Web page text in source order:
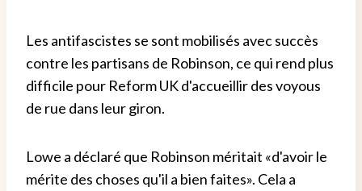
Les antifascistes se sont mobilisés avec succès
contre les partisans de Robinson, ce qui rend plus
difficile pour Reform UK d'accueillir des voyous
de rue dans leur giron.
Lowe a déclaré que Robinson méritait «d'avoir le
mérite des choses qu'il a bien faites». Cela a